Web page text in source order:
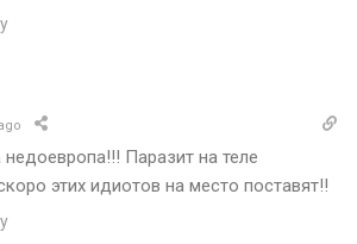
Паразит на теле
этих идиотов на место поставят!!